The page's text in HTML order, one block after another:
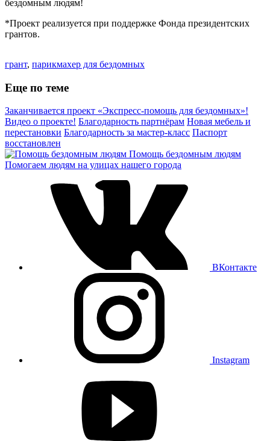
бездомным людям!
*Проект реализуется при поддержке Фонда президентских
грантов.
грант, парикмахер для бездомных
Еще по теме
Заканчивается проект «Экспресс-помощь для бездомных»!
Видео о проекте! Благодарность партнёрам Новая мебель и
перестановки Благодарность за мастер-класс Паспорт
восстановлен
Помощь бездомным людям
Помогаем людям на улицах нашего города
ВКонтакте
Instagram